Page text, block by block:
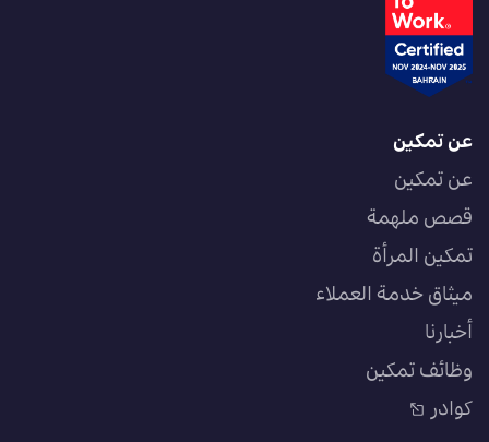
عن تمكين
عن تمكين
قصص ملهمة
تمكين المرأة
ميثاق خدمة العملاء
أخبارنا
وظائف تمكين
كوادر